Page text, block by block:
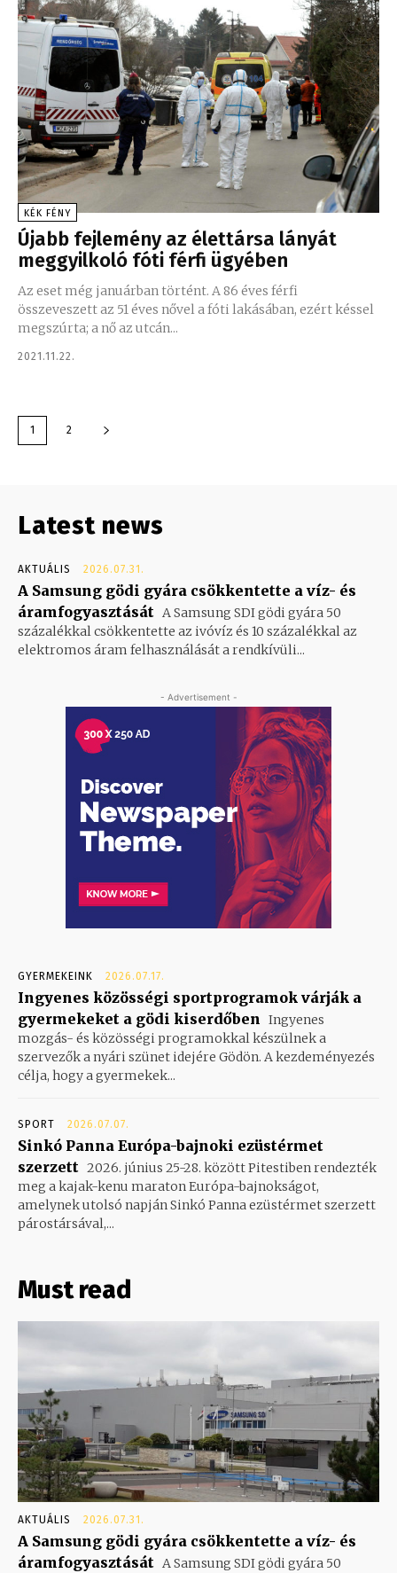
KÉK FÉNY
Újabb fejlemény az élettársa lányát
meggyilkoló fóti férfi ügyében
Az eset még januárban történt. A 86 éves férfi
összeveszett az 51 éves nővel a fóti lakásában, ezért késsel
megszúrta; a nő az utcán...
2021.11.22.
1 2
Latest news
AKTUÁLIS 2026.07.31.
A Samsung gödi gyára csökkentette a víz- és
áramfogyasztását A Samsung SDI gödi gyára 50
százalékkal csökkentette az ivóvíz és 10 százalékkal az
elektromos áram felhasználását a rendkívüli...
- Advertisement -
GYERMEKEINK 2026.07.17.
Ingyenes közösségi sportprogramok várják a
gyermekeket a gödi kiserdőben Ingyenes
mozgás- és közösségi programokkal készülnek a
szervezők a nyári szünet idejére Gödön. A kezdeményezés
célja, hogy a gyermekek...
SPORT 2026.07.07.
Sinkó Panna Európa-bajnoki ezüstérmet
szerzett 2026. június 25-28. között Pitestiben rendezték
meg a kajak-kenu maraton Európa-bajnokságot,
amelynek utolsó napján Sinkó Panna ezüstérmet szerzett
párostársával,...
Must read
AKTUÁLIS 2026.07.31.
A Samsung gödi gyára csökkentette a víz- és
áramfogyasztását A Samsung SDI gödi gyára 50